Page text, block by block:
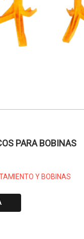
PARA BOBINAS
Y BOBINAS